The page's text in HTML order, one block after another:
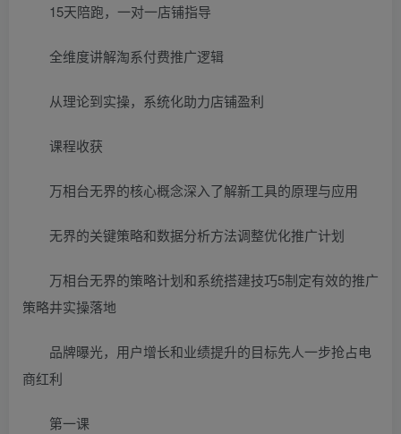
15天陪跑，一对一店铺指导
全维度讲解淘系付费推广逻辑
从理论到实操，系统化助力店铺盈利
课程收获
万相台无界的核心概念深入了解新工具的原理与应用
无界的关键策略和数据分析方法调整优化推广计划
万相台无界的策略计划和系统搭建技巧5制定有效的推广
策略井实操落地
品牌曝光，用户增长和业绩提升的目标先人一步抢占电
商红利
第一课